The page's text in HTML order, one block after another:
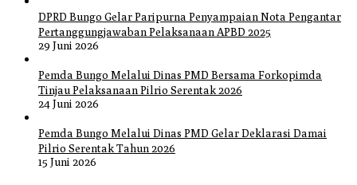
DPRD Bungo Gelar Paripurna Penyampaian Nota Pengantar
Pertanggungjawaban Pelaksanaan APBD 2025
29 Juni 2026
Pemda Bungo Melalui Dinas PMD Bersama Forkopimda
Tinjau Pelaksanaan Pilrio Serentak 2026
24 Juni 2026
Pemda Bungo Melalui Dinas PMD Gelar Deklarasi Damai
Pilrio Serentak Tahun 2026
15 Juni 2026